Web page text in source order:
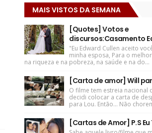
MAIS VISTOS DA SEMANA
[Quotes] Votos e
discursos:Casamento
"Eu Edward Cullen aceito
minha esposa, Para o
na riqueza e na pobreza, na saúde e na do...
[Carta de amor] Will
O filme tem estreia nacional
decidi colocar a carta de
para Lou. Então... Não
[Cartas de Amor] P.S Eu